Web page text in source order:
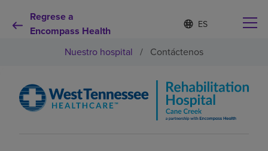
Regrese a
Encompass Health
Lista
de
contraída
d
o
s
e
l
e
Por qué debe elegirnos
Nuestro hospital / Contáctenos